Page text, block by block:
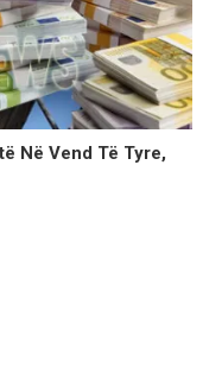
Në Vend Të Tyre,